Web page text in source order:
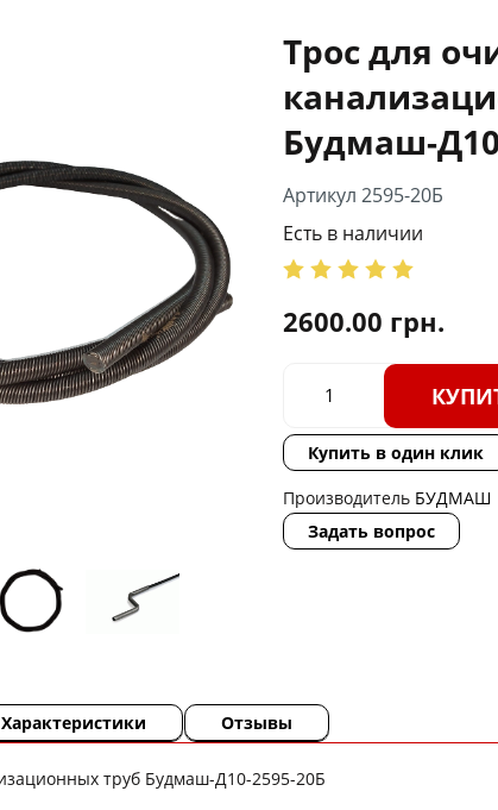
Трос для
Будмаш-
Артикул 2595-20Б
Есть в наличии
2600.00 грн.
Купить в один клик
Производитель БУДМАШ
Задать вопрос
Характеристики Отзывы
труб Будмаш-Д10-2595-20Б